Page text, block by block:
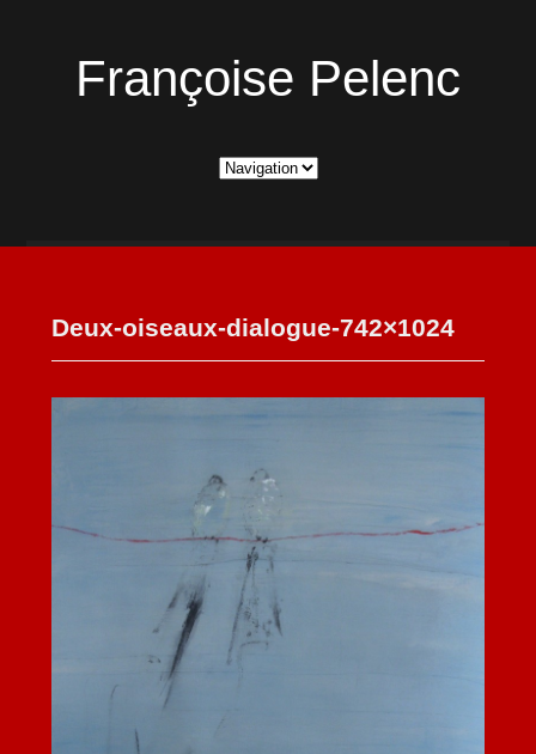
Françoise Pelenc
Deux-oiseaux-dialogue-742×1024